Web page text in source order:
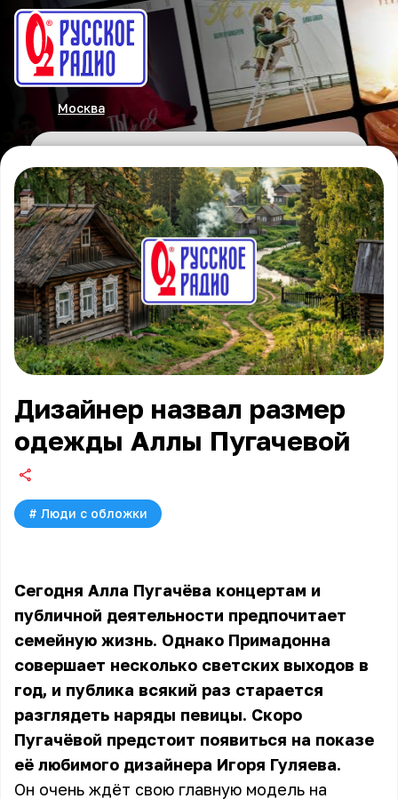
Москва
Дизайнер назвал размер
одежды Аллы Пугачевой
# Люди с обложки
Сегодня Алла Пугачёва концертам и
публичной деятельности предпочитает
семейную жизнь. Однако Примадонна
совершает несколько светских выходов в
год, и публика всякий раз старается
разглядеть наряды певицы. Скоро
Пугачёвой предстоит появиться на показе
её любимого дизайнера Игоря Гуляева.
Он очень ждёт свою главную модель на